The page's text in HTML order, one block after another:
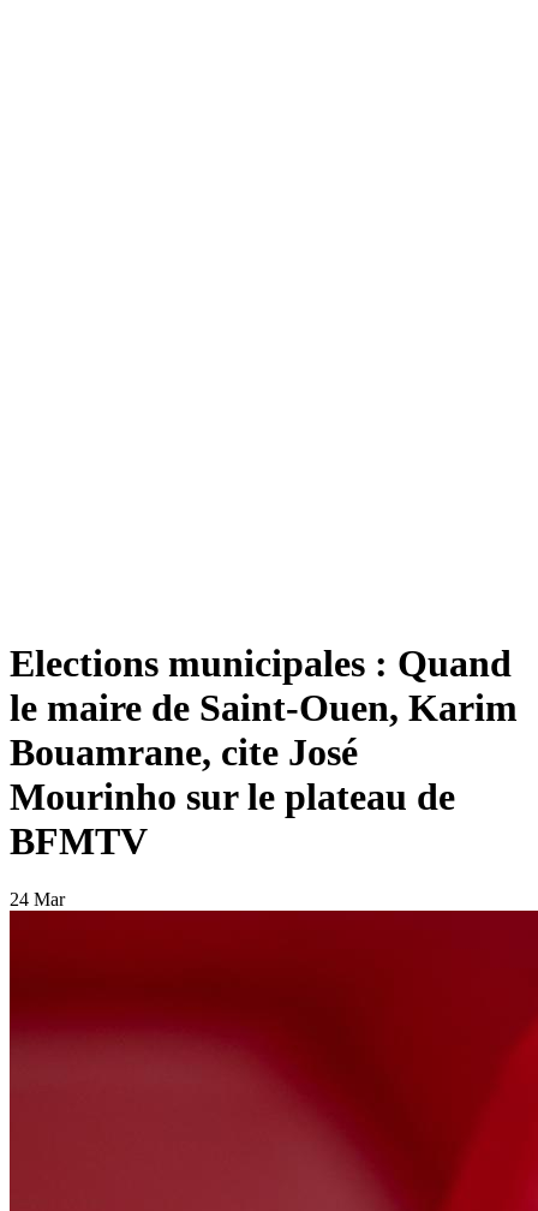
Elections municipales : Quand
le maire de Saint-Ouen, Karim
Bouamrane, cite José
Mourinho sur le plateau de
BFMTV
24 Mar